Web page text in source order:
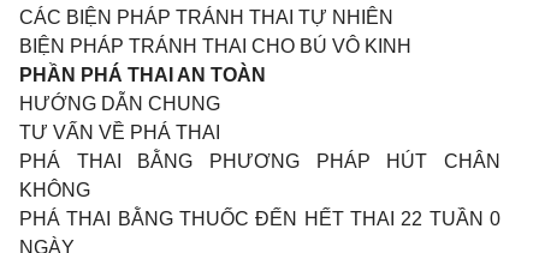
CÁC BIỆN PHÁP TRÁNH THAI TỰ NHIÊN
BIỆN PHÁP TRÁNH THAI CHO BÚ VÔ KINH
PHẦN PHÁ THAI AN TOÀN
HƯỚNG DẪN CHUNG
TƯ VẤN VỀ PHÁ THAI
PHÁ THAI BẰNG PHƯƠNG PHÁP HÚT CHÂN
KHÔNG
PHÁ THAI BẰNG THUỐC ĐẾN HẾT THAI 22 TUẦN 0
NGÀY